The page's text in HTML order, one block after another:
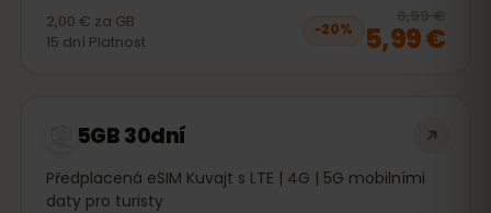
2,00 € za GB
15 dní Platnost
−20%
6,99 €
5,99 €
5GB 30dní
Předplacená eSIM Kuvajt s LTE | 4G | 5G mobilními
daty pro turisty